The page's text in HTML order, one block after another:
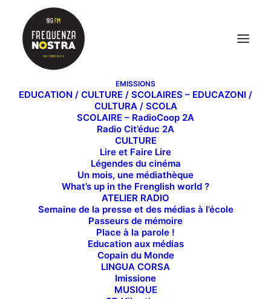
EMISSIONS
EDUCATION / CULTURE / SCOLAIRES – EDUCAZONI /
CULTURA / SCOLA
SCOLAIRE – RadioCoop 2A
Radio Cit’éduc 2A
CULTURE
Lire et Faire Lire
Légendes du cinéma
Un mois, une médiathèque
What’s up in the Frenglish world ?
ATELIER RADIO
Semaine de la presse et des médias à l’école
Passeurs de mémoire
Place à la parole !
Education aux médias
Copain du Monde
LINGUA CORSA
Imissione
MUSIQUE
Coup de boost !
Sophie Guyot est praticienne en psychologie
positive. Elle nous donne un coup de boost qui,
franchement, nous fait du bien.